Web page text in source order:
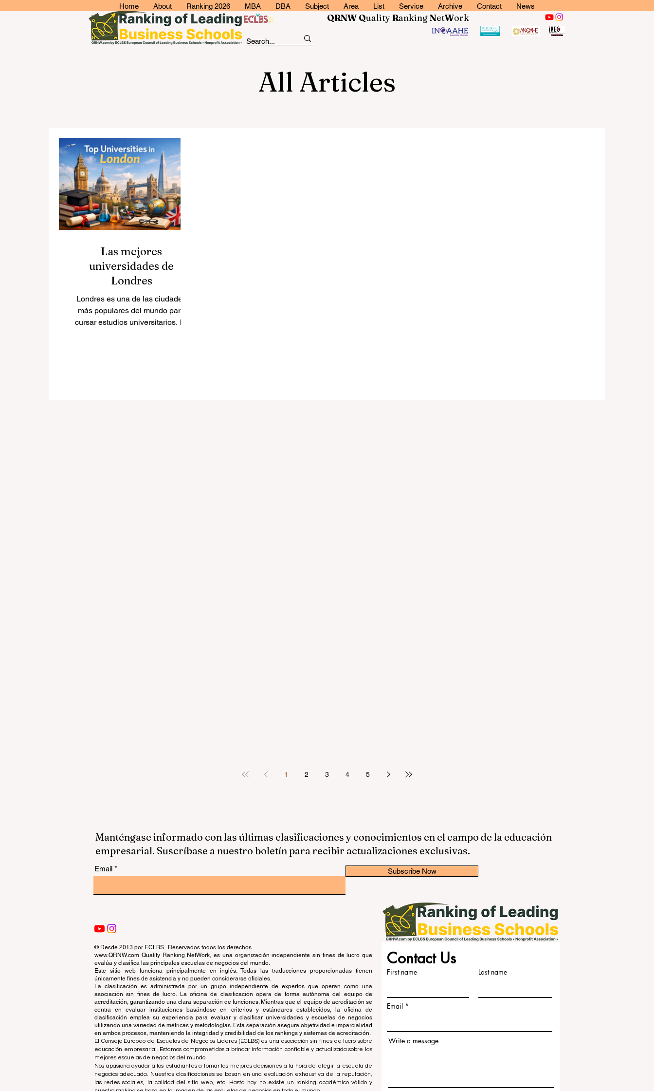
Home About Ranking 2026 MBA DBA Subject Area List Service Archive Contact News
QRNW QualityRankingNetWork
All Articles
Las mejores
universidades de
Londres
Londres es una de las ciudades
más populares del mundo para
cursar estudios universitarios. La
1 2 3 4 5
Manténgase informado con las últimas clasificaciones y conocimientos en el campo de la educación
empresarial. Suscríbase a nuestro boletín para recibir actualizaciones exclusivas.
Email Subscribe Now
© Desde 2013 por ECLBS . Reservados todos los derechos.
www.QRNW.com Quality Ranking NetWork, es una organización independiente sin fines de lucro que
evalúa y clasifica las principales escuelas de negocios del mundo.
Este sitio web funciona principalmente en inglés. Todas las traducciones proporcionadas tienen
únicamente fines de asistencia y no pueden considerarse oficiales.
La clasificación es administrada por un grupo independiente de expertos que operan como una
asociación sin fines de lucro. La oficina de clasificación opera de forma autónoma del equipo de
acreditación, garantizando una clara separación de funciones. Mientras que el equipo de acreditación se
centra en evaluar instituciones basándose en criterios y estándares establecidos, la oficina de
clasificación emplea su experiencia para evaluar y clasificar universidades y escuelas de negocios
utilizando una variedad de métricas y metodologías. Esta separación asegura objetividad e imparcialidad
en ambos procesos, manteniendo la integridad y credibilidad de los rankings y sistemas de acreditación.
El Consejo Europeo de Escuelas de Negocios Líderes (ECLBS) es una asociación sin fines de lucro sobre
educación empresarial. Estamos comprometidos a brindar información confiable y actualizada sobre las
mejores escuelas de negocios del mundo.
Nos apasiona ayudar a los estudiantes a tomar las mejores decisiones a la hora de elegir la escuela de
negocios adecuada. Nuestras clasificaciones se basan en una evaluación exhaustiva de la reputación,
las redes sociales, la calidad del sitio web, etc. Hasta hoy no existe un ranking académico válido y
Contact Us
First name Last name
Email
Write a message